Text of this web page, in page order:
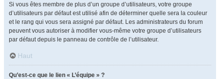
Si vous êtes membre de plus d’un groupe d’utilisateurs, votre groupe
d’utilisateurs par défaut est utilisé afin de déterminer quelle sera la couleur
et le rang qui vous sera assigné par défaut. Les administrateurs du forum
peuvent vous autoriser à modifier vous-même votre groupe d’utilisateurs
par défaut depuis le panneau de contrôle de l’utilisateur.
Haut
Qu’est-ce que le lien « L’équipe » ?